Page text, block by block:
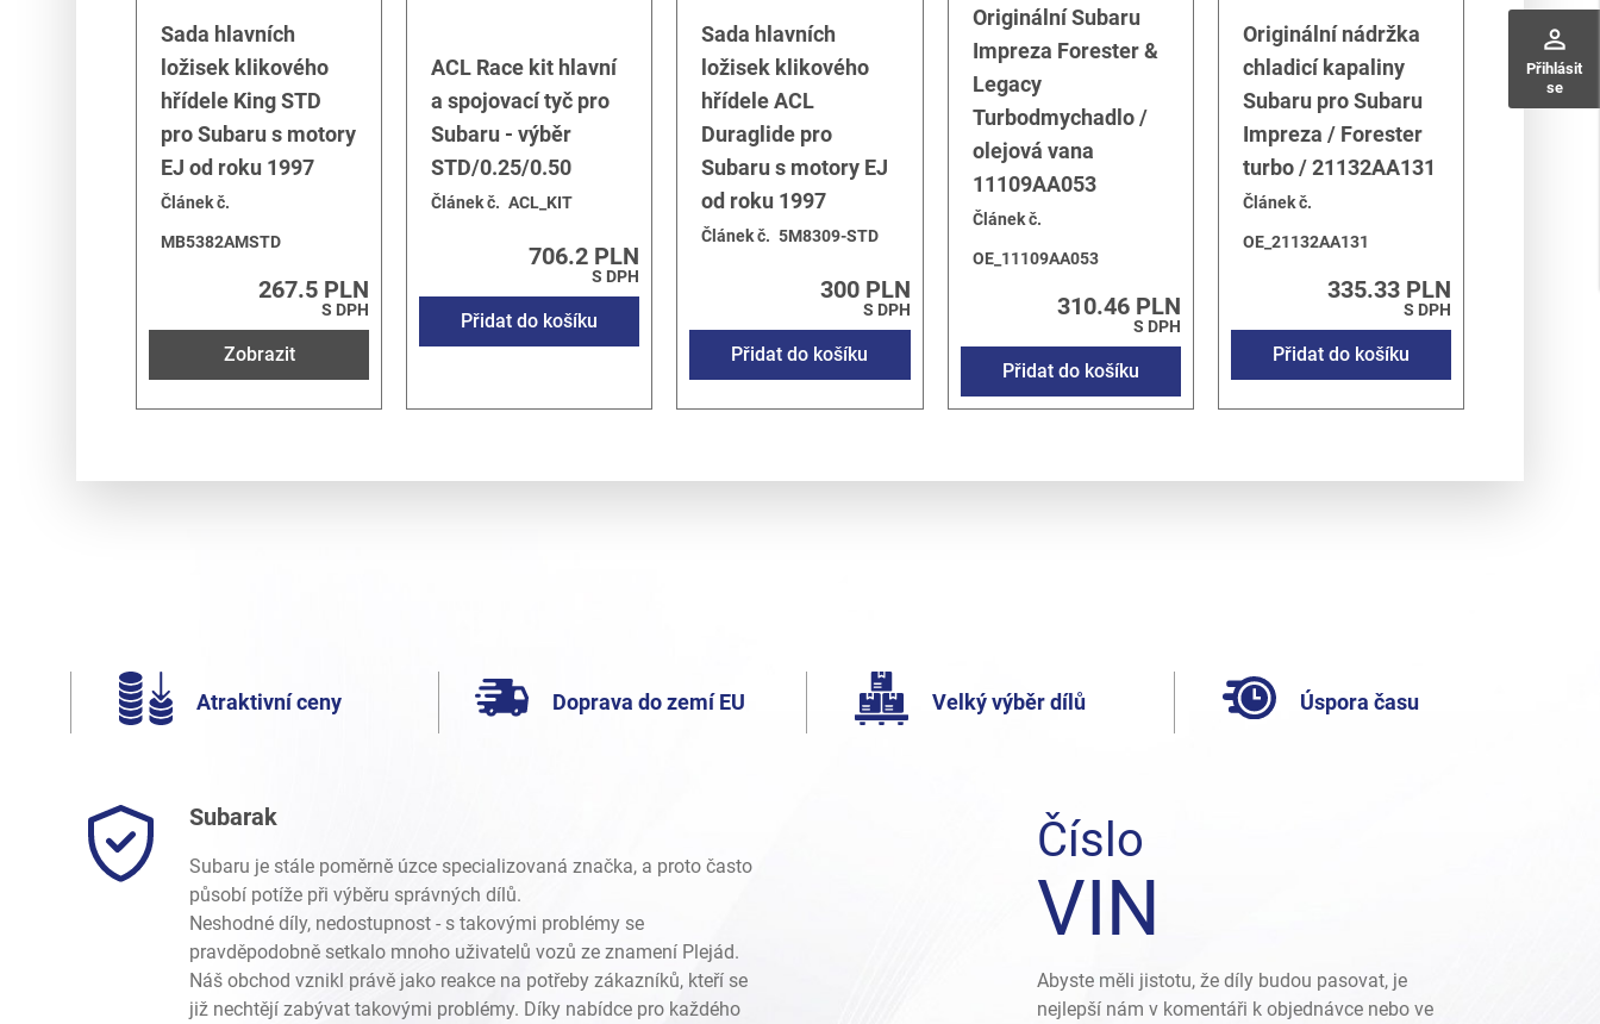
perm_identity
Přihlásit
se
Sada hlavních
ložisek klikového
hřídele King STD
pro Subaru s motory
EJ od roku 1997
Článek č.
MB5382AMSTD
267.5 PLN
S DPH
Zobrazit
ACL Race kit hlavní
a spojovací tyč pro
Subaru - výběr
STD/0.25/0.50
Článek č. ACL_KIT
706.2 PLN
S DPH
Přidat do košíku
Sada hlavních
ložisek klikového
hřídele ACL
Duraglide pro
Subaru s motory EJ
od roku 1997
Článek č. 5M8309-STD
300 PLN
S DPH
Přidat do košíku
Originální Subaru
Impreza Forester &
Legacy
Turbodmychadlo /
olejová vana
11109AA053
Článek č.
OE_11109AA053
310.46 PLN
S DPH
Přidat do košíku
Originální nádržka
chladicí kapaliny
Subaru pro Subaru
Impreza / Forester
turbo / 21132AA131
Článek č.
OE_21132AA131
335.33 PLN
S DPH
Přidat do košíku
Atraktivní ceny Doprava do zemí EU Velký výběr dílů Úspora času
Subarak
Subaru je stále poměrně úzce specializovaná značka, a proto často
působí potíže při výběru správných dílů.
Neshodné díly, nedostupnost - s takovými problémy se
pravděpodobně setkalo mnoho uživatelů vozů ze znamení Plejád.
Náš obchod vznikl právě jako reakce na potřeby zákazníků, kteří se
již nechtějí zabývat takovými problémy. Díky nabídce pro každého
Číslo
VIN
Abyste měli jistotu, že díly budou pasovat, je
nejlepší nám v komentáři k objednávce nebo ve